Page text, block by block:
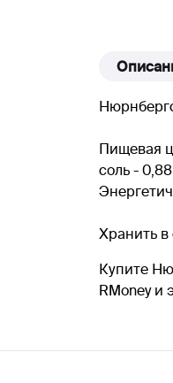
Пищевая
соль - 0,88
Хранить в
Купите
RMoney и